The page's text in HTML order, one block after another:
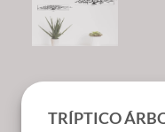
TRÍPTICO